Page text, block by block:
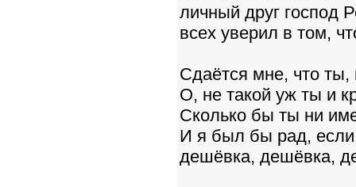
личный друг господ
всех уверил в том,
Сдаётся мне, что
О, не такой уж ты и
Сколько бы ты ни
И я был бы рад,
дешёвка, дешёвка,